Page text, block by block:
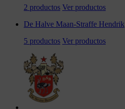
2 productos Ver productos
De Halve Maan-Straffe Hendrik
5 productos Ver productos